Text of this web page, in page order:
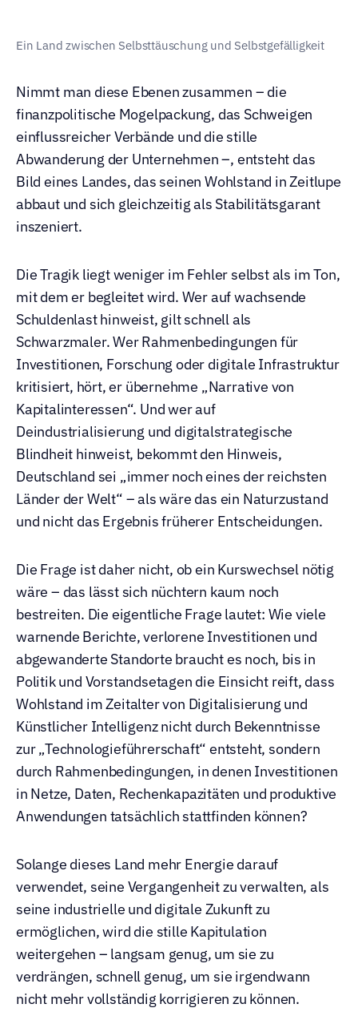
Ein Land zwischen Selbsttäuschung und Selbstgefälligkeit
Nimmt man diese Ebenen zusammen – die
finanzpolitische Mogelpackung, das Schweigen
einflussreicher Verbände und die stille
Abwanderung der Unternehmen –, entsteht das
Bild eines Landes, das seinen Wohlstand in Zeitlupe
abbaut und sich gleichzeitig als Stabilitätsgarant
inszeniert.
Die Tragik liegt weniger im Fehler selbst als im Ton,
mit dem er begleitet wird. Wer auf wachsende
Schuldenlast hinweist, gilt schnell als
Schwarzmaler. Wer Rahmenbedingungen für
Investitionen, Forschung oder digitale Infrastruktur
kritisiert, hört, er übernehme „Narrative von
Kapitalinteressen“. Und wer auf
Deindustrialisierung und digitalstrategische
Blindheit hinweist, bekommt den Hinweis,
Deutschland sei „immer noch eines der reichsten
Länder der Welt“ – als wäre das ein Naturzustand
und nicht das Ergebnis früherer Entscheidungen.
Die Frage ist daher nicht, ob ein Kurswechsel nötig
wäre – das lässt sich nüchtern kaum noch
bestreiten. Die eigentliche Frage lautet: Wie viele
warnende Berichte, verlorene Investitionen und
abgewanderte Standorte braucht es noch, bis in
Politik und Vorstandsetagen die Einsicht reift, dass
Wohlstand im Zeitalter von Digitalisierung und
Künstlicher Intelligenz nicht durch Bekenntnisse
zur „Technologieführerschaft“ entsteht, sondern
durch Rahmenbedingungen, in denen Investitionen
in Netze, Daten, Rechenkapazitäten und produktive
Anwendungen tatsächlich stattfinden können?
Solange dieses Land mehr Energie darauf
verwendet, seine Vergangenheit zu verwalten, als
seine industrielle und digitale Zukunft zu
ermöglichen, wird die stille Kapitulation
weitergehen – langsam genug, um sie zu
verdrängen, schnell genug, um sie irgendwann
nicht mehr vollständig korrigieren zu können.